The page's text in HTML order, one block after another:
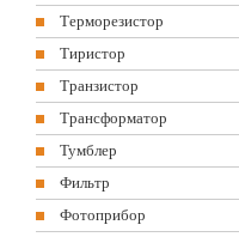
Терморезистор
Тиристор
Транзистор
Трансформатор
Тумблер
Фильтр
Фотоприбор